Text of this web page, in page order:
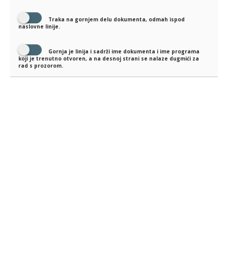
Traka na gornjem delu dokumenta, odmah ispod
naslovne linije.
Gornja je linija i sadrži ime dokumenta i ime programa
koji je trenutno otvoren, a na desnoj strani se nalaze dugmići za
rad s prozorom.